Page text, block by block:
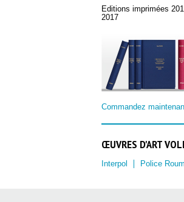
Editions imprimées
2017
Commandez
ŒUVRES D'ART
Interpol Police